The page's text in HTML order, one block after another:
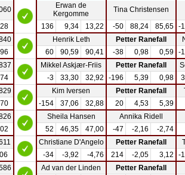
Erwan de
Kergomme
Tina Christensen
136 9,34 13,22 -50 88,24 85,65 -
Henrik Leth Petter Ranefall
60 90,59 90,41 -38 0,98 0,59 -
Mikkel Askjær-Friis Petter Ranefall
-3 33,30 32,92 -196 5,39 0,98
Kim Iversen Petter Ranefall
-154 37,06 32,88 20 4,53 5,39
Sheila Hansen
Annika Ridell
52 46,35 47,00 -47 -2,16 -2,74
Christiane D'Angelo Petter Ranefall
-34 -3,92 -4,76 214 -2,05 3,12 -
Ad van der Linden Petter Ranefall